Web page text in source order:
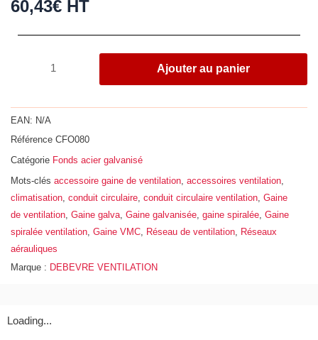
60,43€ HT
de
mâle,
acier
galvanisé,
Ø
800
Ajouter au panier
EAN: N/A
Référence CFO080
Catégorie Fonds acier galvanisé
Mots-clés accessoire gaine de ventilation accessoires ventilation
climatisation conduit circulaire conduit circulaire ventilation Gaine
de ventilation Gaine galva Gaine galvanisée gaine spiralée Gaine
spiralée ventilation Gaine VMC Réseau de ventilation Réseaux
aérauliques
Marque : DEBEVRE VENTILATION
Loading...